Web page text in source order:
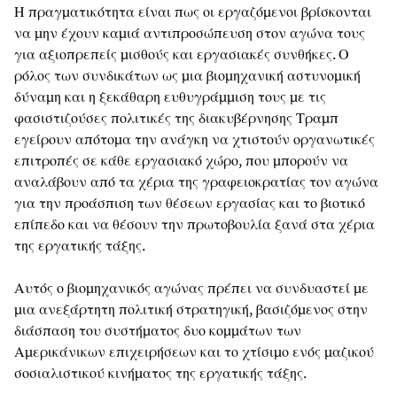
Η πραγματικότητα είναι πως οι εργαζόμενοι βρίσκονται
να μην έχουν καμιά αντιπροσώπευση στον αγώνα τους
για αξιοπρεπείς μισθούς και εργασιακές συνθήκες. Ο
ρόλος των συνδικάτων ως μια βιομηχανική αστυνομική
δύναμη και η ξεκάθαρη ευθυγράμμιση τους με τις
φασιστιζούσες πολιτικές της διακυβέρνησης Τραμπ
εγείρουν απότομα την ανάγκη να χτιστούν οργανωτικές
επιτροπές σε κάθε εργασιακό χώρο, που μπορούν να
αναλάβουν από τα χέρια της γραφειοκρατίας τον αγώνα
για την προάσπιση των θέσεων εργασίας και το βιοτικό
επίπεδο και να θέσουν την πρωτοβουλία ξανά στα χέρια
της εργατικής τάξης.
Αυτός ο βιομηχανικός αγώνας πρέπει να συνδυαστεί με
μια ανεξάρτητη πολιτική στρατηγική, βασιζόμενος στην
διάσπαση του συστήματος δυο κομμάτων των
Αμερικάνικων επιχειρήσεων και το χτίσιμο ενός μαζικού
σοσιαλιστικού κινήματος της εργατικής τάξης.